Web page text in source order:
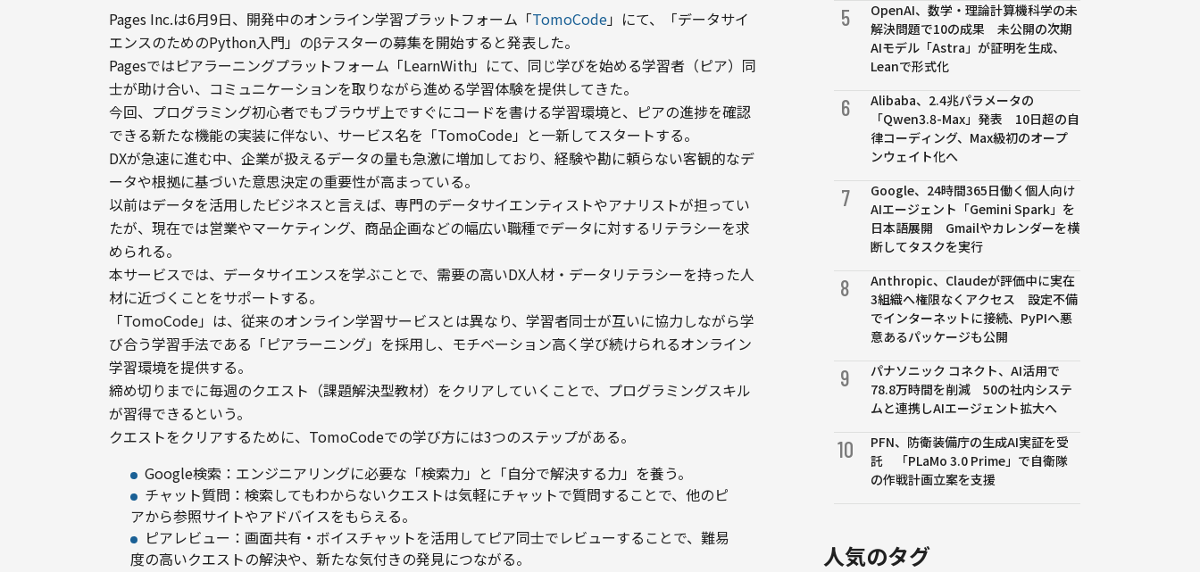
Pages Inc.は6月9日、開発中のオンライン学習プラットフォーム「TomoCode」にて、「データサイ
エンスのためのPython入門」のβテスターの募集を開始すると発表した。
Pagesではピアラーニングプラットフォーム「LearnWith」にて、同じ学びを始める学習者（ピア）同
士が助け合い、コミュニケーションを取りながら進める学習体験を提供してきた。
今回、プログラミング初心者でもブラウザ上ですぐにコードを書ける学習環境と、ピアの進捗を確認
できる新たな機能の実装に伴ない、サービス名を「TomoCode」と一新してスタートする。
DXが急速に進む中、企業が扱えるデータの量も急激に増加しており、経験や勘に頼らない客観的なデ
ータや根拠に基づいた意思決定の重要性が高まっている。
以前はデータを活用したビジネスと言えば、専門のデータサイエンティストやアナリストが担ってい
たが、現在では営業やマーケティング、商品企画などの幅広い職種でデータに対するリテラシーを求
められる。
本サービスでは、データサイエンスを学ぶことで、需要の高いDX人材・データリテラシーを持った人
材に近づくことをサポートする。
「TomoCode」は、従来のオンライン学習サービスとは異なり、学習者同士が互いに協力しながら学
び合う学習手法である「ピアラーニング」を採用し、モチベーション高く学び続けられるオンライン
学習環境を提供する。
締め切りまでに毎週のクエスト（課題解決型教材）をクリアしていくことで、プログラミングスキル
が習得できるという。
クエストをクリアするために、TomoCodeでの学び方には3つのステップがある。
Google検索：エンジニアリングに必要な「検索力」と「自分で解決する力」を養う。
チャット質問：検索してもわからないクエストは気軽にチャットで質問することで、他のピ
アから参照サイトやアドバイスをもらえる。
ピアレビュー：画面共有・ボイスチャットを活用してピア同士でレビューすることで、難易
度の高いクエストの解決や、新たな気付きの発見につながる。
5
OpenAI、数学・理論計算機科学の未
解決問題で10の成果 未公開の次期
AIモデル「Astra」が証明を生成、
Leanで形式化
6
Alibaba、2.4兆パラメータの
「Qwen3.8-Max」発表 10日超の自
律コーディング、Max級初のオープ
ンウェイト化へ
7
Google、24時間365日働く個人向け
AIエージェント「Gemini Spark」を
日本語展開 Gmailやカレンダーを横
断してタスクを実行
8
Anthropic、Claudeが評価中に実在
3組織へ権限なくアクセス 設定不備
でインターネットに接続、PyPIへ悪
意あるパッケージも公開
9
パナソニック コネクト、AI活用で
78.8万時間を削減 50の社内システ
ムと連携しAIエージェント拡大へ
10
PFN、防衛装備庁の生成AI実証を受
託 「PLaMo 3.0 Prime」で自衛隊
の作戦計画立案を支援
人気のタグ